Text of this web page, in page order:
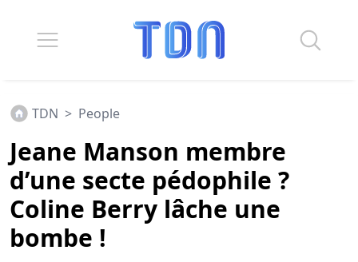
TDN > People
Jeane Manson membre
d’une secte pédophile ?
Coline Berry lâche une
bombe !